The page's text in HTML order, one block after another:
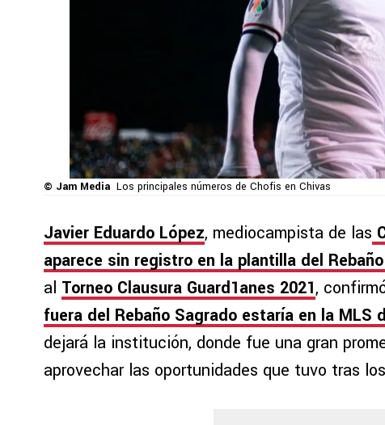
© Jam Media Los principales números de Chofis en Chivas
Javier Eduardo López, mediocampista de las
aparece sin registro en la plantilla del
al Torneo Clausura Guard1anes 2021,
fuera del Rebaño Sagrado estaría en la MLS
dejará la institución, donde fue una gran
aprovechar las oportunidades que tuvo tras